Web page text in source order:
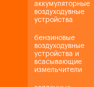
аккумуляторные
воздуходувные
устройства
бензиновые
воздуходувные
устройства и
всасывающие
измельчители